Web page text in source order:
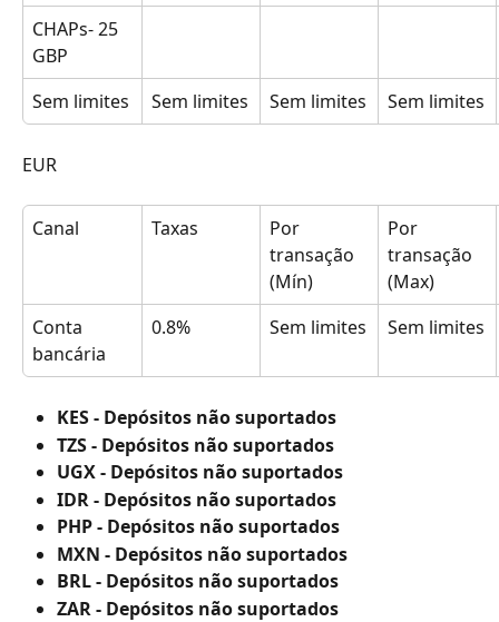
CHAPs- 25
GBP
Sem limites
Sem limites Sem limites Sem limites
EUR
Canal Taxas
Por
transação
(Mín)
Por
transação
(Max)
Conta
bancária
0.8% Sem limites Sem limites
KES - Depósitos não suportados
TZS - Depósitos não suportados
UGX - Depósitos não suportados
IDR - Depósitos não suportados
PHP - Depósitos não suportados
MXN - Depósitos não suportados
BRL - Depósitos não suportados
ZAR - Depósitos não suportados